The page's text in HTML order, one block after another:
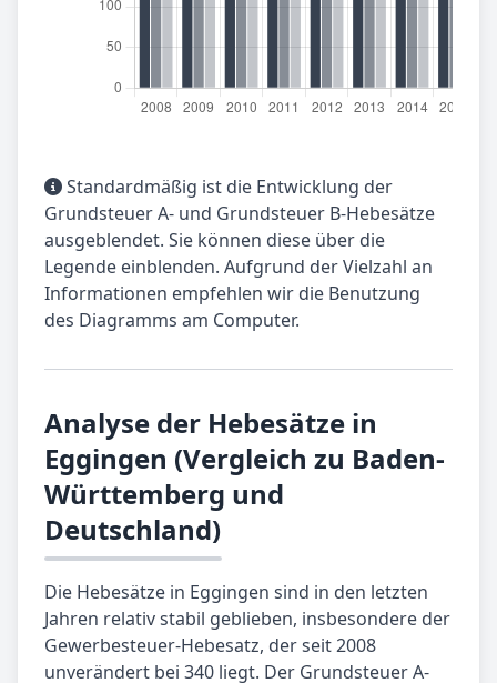
Standardmäßig ist die Entwicklung der
Grundsteuer A- und Grundsteuer B-Hebesätze
ausgeblendet. Sie können diese über die
Legende einblenden. Aufgrund der Vielzahl an
Informationen empfehlen wir die Benutzung
des Diagramms am Computer.
Analyse der Hebesätze in
Eggingen (Vergleich zu Baden-
Württemberg und
Deutschland)
Die Hebesätze in Eggingen sind in den letzten
Jahren relativ stabil geblieben, insbesondere der
Gewerbesteuer-Hebesatz, der seit 2008
unverändert bei 340 liegt. Der Grundsteuer A-